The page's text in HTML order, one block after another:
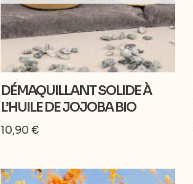
DÉMAQUILLANT SOLIDE À
L’HUILE DE JOJOBA BIO
10,90€